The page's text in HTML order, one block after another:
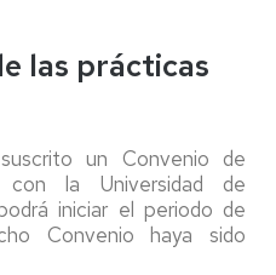
las prácticas
un Convenio de
con la Universidad de
iniciar el periodo de
Convenio haya sido